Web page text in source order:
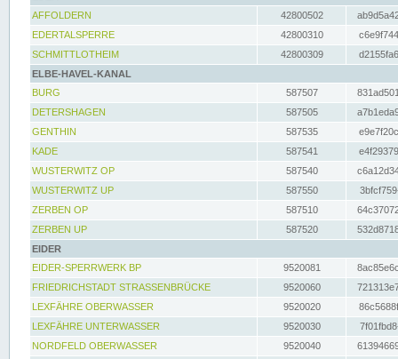
AFFOLDERN
42800502
EDERTALSPERRE
42800310
SCHMITTLOTHEIM
42800309
ELBE-HAVEL-KANAL
BURG
587507
DETERSHAGEN
587505
GENTHIN
587535
KADE
587541
WUSTERWITZ OP
587540
WUSTERWITZ UP
587550
ZERBEN OP
587510
ZERBEN UP
587520
EIDER
EIDER-SPERRWERK BP
9520081
FRIEDRICHSTADT STRASSENBRÜCKE
9520060
LEXFÄHRE OBERWASSER
9520020
LEXFÄHRE UNTERWASSER
9520030
NORDFELD OBERWASSER
9520040